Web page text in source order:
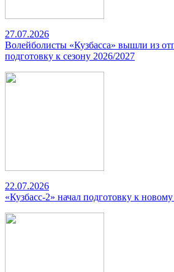
27.07.2026
Волейболисты «Кузбасса» вышли из
подготовку к сезону 2026/2027
22.07.2026
«Кузбасс-2» начал подготовку к новому